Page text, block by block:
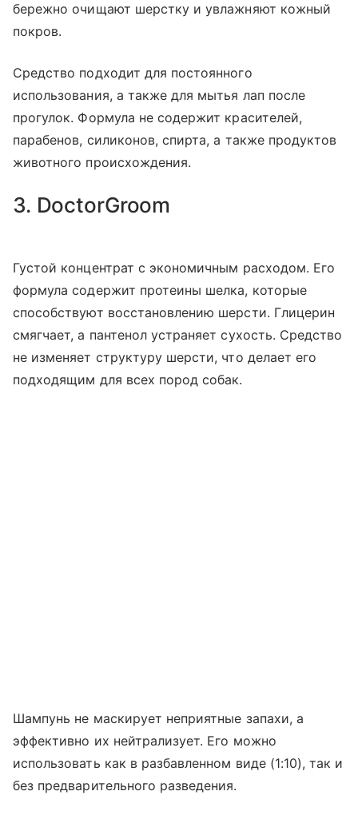
бережно очищают шерстку и увлажняют кожный
покров.
Средство подходит для постоянного
использования, а также для мытья лап после
прогулок. Формула не содержит красителей,
парабенов, силиконов, спирта, а также продуктов
животного происхождения.
3. DoctorGroom
Густой концентрат с экономичным расходом. Его
формула содержит протеины шелка, которые
способствуют восстановлению шерсти. Глицерин
смягчает, а пантенол устраняет сухость. Средство
не изменяет структуру шерсти, что делает его
подходящим для всех пород собак.
Шампунь не маскирует неприятные запахи, а
эффективно их нейтрализует. Его можно
использовать как в разбавленном виде (1:10), так и
без предварительного разведения.